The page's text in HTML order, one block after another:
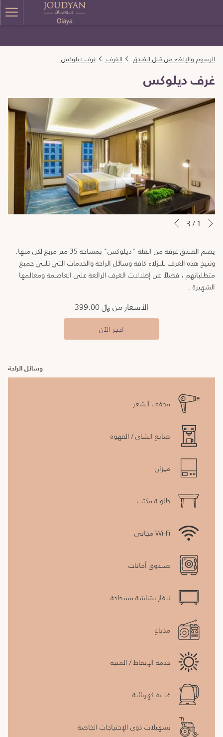
الرسوم والإلغاء من قبل الفندق الغرف غرف ديلوكس
غرف ديلوكس
أزرار
عرض
الشرائح
سيؤدي
الروابط
التالية
إلى
تحديث
السابق
1
/
3 التالي
يضم الفندق غرفة من الفئة "ديلوكس" بمساحة 35 متر مربع لكل منها.
وتتيح هذه الغرف للنزلاء كافة وسائل الراحة والخدمات التي تلبي جميع
متطلباتهم ، فضلاً عن إطلالات الغرف الرائعة على العاصمة ومعالمها
الشهيرة .
الأسعار من ﷼ 399.00
احجز الآن
وسائل الراحة
مجفف الشعر
صانع الشاي / القهوة
ميزان
طاولة مكتب
Wi-Fi مجاني
صندوق أمانات
تلفاز بشاشة مسطحة
مذياع
خدمة الإيقاظ / المنبه
غلاية كهربائية
تسهيلات ذوي الإحتياجات الخاصة